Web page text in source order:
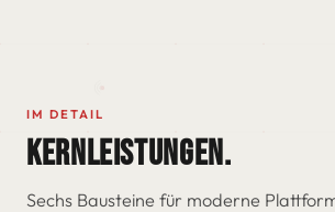
IM DETAIL
KERNLEISTUNGEN.
Sechs Bausteine für moderne